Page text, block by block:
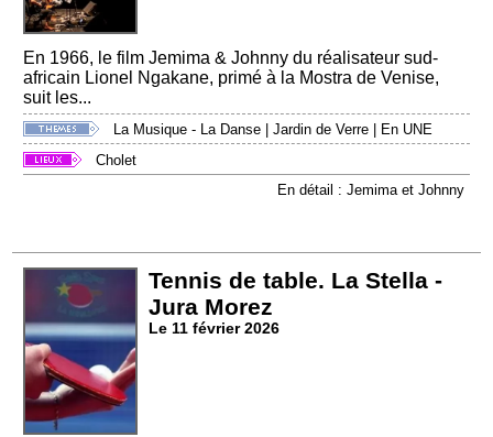
En 1966, le film Jemima & Johnny du réalisateur sud-
africain Lionel Ngakane, primé à la Mostra de Venise,
suit les...
La Musique - La Danse |Jardin de Verre
En UNE
Cholet
En détail : Jemima et Johnny
Tennis de table. La Stella -
Jura Morez
Le 11 février 2026